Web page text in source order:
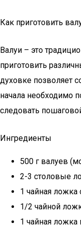
Как приготовить
Валуи – это
приготовить
духовке позволяет
начала необходимо
следовать
Ингредиенты
500 г валуев
2-3 столовые
1 чайная ложка
1/2 чайной
1 чайная